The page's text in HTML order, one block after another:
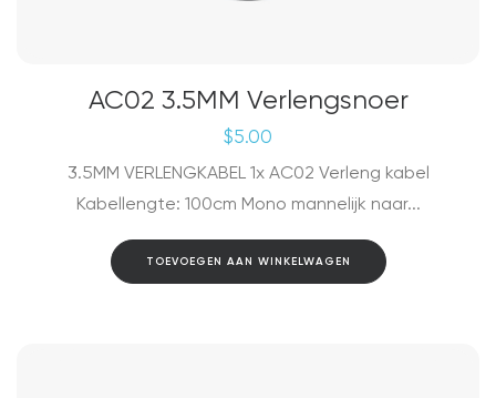
AC02 3.5MM Verlengsnoer
$5.00
3.5MM VERLENGKABEL 1x AC02 Verleng kabel
Kabellengte: 100cm Mono mannelijk naar...
TOEVOEGEN AAN WINKELWAGEN